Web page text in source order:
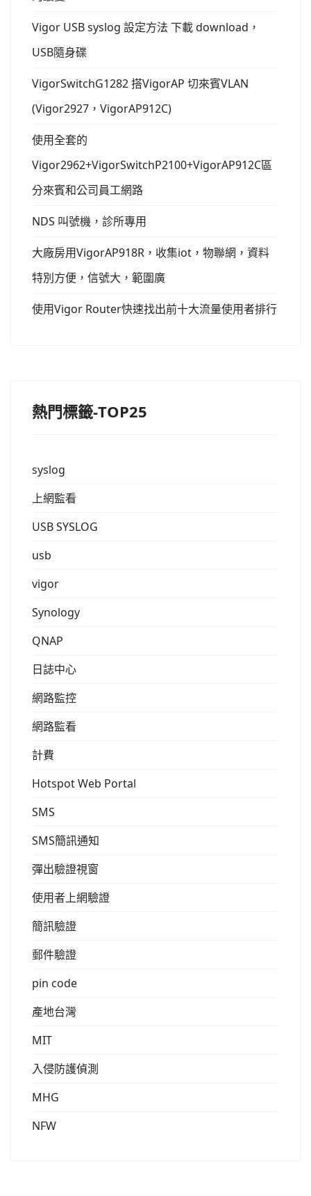
Vigor USB syslog 設定方法 下載 download，
USB隨身碟
VigorSwitchG1282 搭VigorAP 切來賓VLAN
(Vigor2927，VigorAP912C)
使用全套的
Vigor2962+VigorSwitchP2100+VigorAP912C區
分來賓和公司員工網路
NDS 叫號機，診所專用
大廠房用VigorAP918R，收集iot，物聯網，資料
特別方便，信號大，範圍廣
使用Vigor Router快速找出前十大流量使用者排行
熱門標籤-TOP25
syslog
上網監看
USB SYSLOG
usb
vigor
Synology
QNAP
日誌中心
網路監控
網路監看
計費
Hotspot Web Portal
SMS
SMS簡訊通知
彈出驗證視窗
使用者上網驗證
簡訊驗證
郵件驗證
pin code
產地台灣
MIT
入侵防護偵測
MHG
NFW